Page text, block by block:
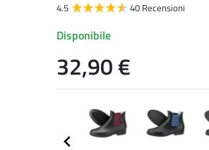
4.5
40 Recensioni
Disponibile
32,90 €